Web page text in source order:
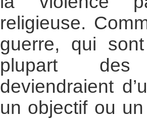
religieuse.
guerre, qui
plupart
deviendraient
un objectif ou